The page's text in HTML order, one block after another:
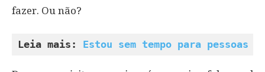
fazer. Ou não?
Leia mais: Estou sem tempo para